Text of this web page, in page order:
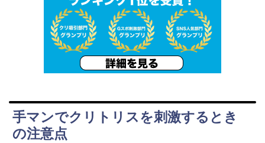
手マンでクリトリスを刺激するとき
の注意点